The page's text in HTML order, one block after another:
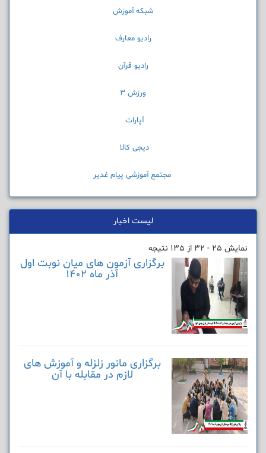
شبکه آموزش
رادیو معارف
رادیو قرآن
ورزش 3
آپارات
دیجی کالا
مجتمع آموزشی پیام غدیر
لیست اخبار
نمایش 25 - 32 از 135 نتیجه
برگزاری آزمون های میان نوبت اول
آذر ماه 1402
برگزاری مانور زلزله و آموزش های
لازم در مقابله با آن